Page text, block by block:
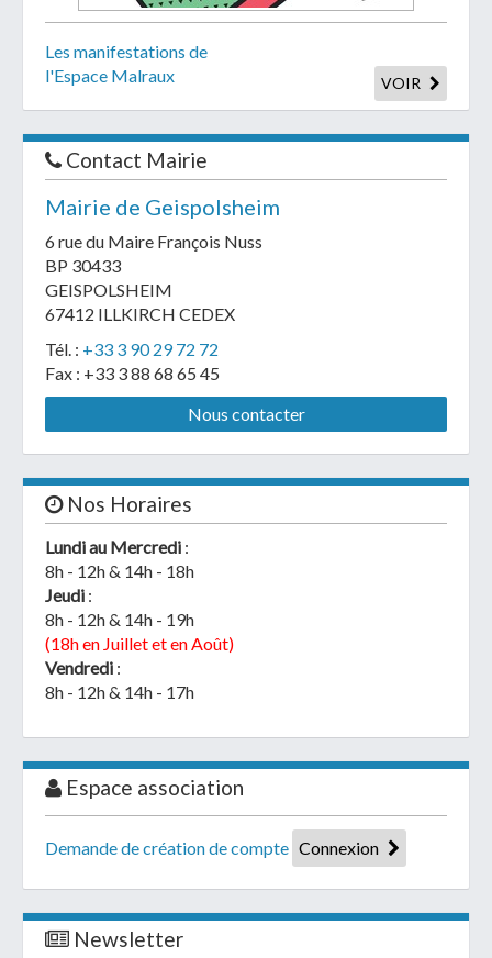
Les manifestations de
l'Espace Malraux
VOIR
Contact Mairie
Mairie de Geispolsheim
6 rue du Maire François Nuss
BP 30433
GEISPOLSHEIM
67412 ILLKIRCH CEDEX
Tél. : +33 3 90 29 72 72
Fax : +33 3 88 68 65 45
Nous contacter
Nos Horaires
Lundi au Mercredi :
8h - 12h & 14h - 18h
Jeudi :
8h - 12h & 14h - 19h
(18h en Juillet et en Août)
Vendredi :
8h - 12h & 14h - 17h
Espace association
Demande de création de compte Connexion
Newsletter